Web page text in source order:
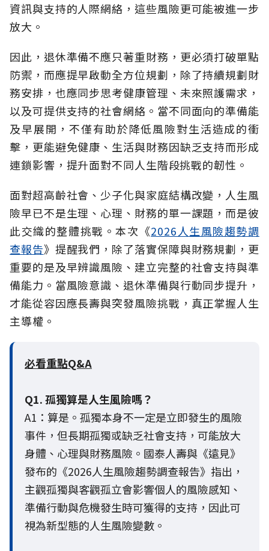
資訊與支持的人際網絡，這些風險更可能被進一步
放大。
因此，退休準備不應只著重財務，更必須打破單點
防禦，而應提早啟動全方位規劃，除了持續規劃財
務安排，也應同步思考健康管理、未來照護需求，
以及可提供支持的社會網絡。當不同面向的準備能
及早展開，不僅有助於降低風險對生活造成的衝
擊，更能避免健康、生活與財務因缺乏支持而形成
連鎖影響，提升面對不同人生階段挑戰的韌性。
面對超高齡社會、少子化與家庭結構改變，人生風
險早已不是生理、心理、財務的單一課題，而是彼
此交織的整體挑戰。本次《2026人生風險趨勢調
查報告》提醒我們，除了落實保障與財務規劃，更
重要的是及早辨識風險、建立完整的社會支持與準
備能力。當風險意識、退休準備與行動同步提升，
才能從容因應長壽與突發風險挑戰，真正掌握人生
主導權。
必看重點Q&A
Q1. 孤獨算是人生風險嗎？
A1：算是。孤獨本身不一定是立即發生的風險
事件，但長期孤獨或缺乏社會支持，可能放大
身體、心理與財務風險。國泰人壽與《遠見》
發布的《2026人生風險趨勢調查報告》指出，
主觀孤獨與客觀孤立會影響個人的風險感知、
準備行動與危機發生時可獲得的支持，因此可
視為新型態的人生風險變數。